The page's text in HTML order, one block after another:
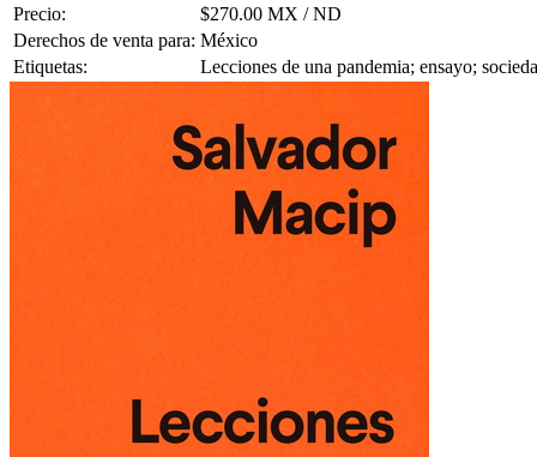
Precio:
$270.00 MX / ND
Derechos de venta para: México
Etiquetas:
Lecciones de una pandemia; ensayo;